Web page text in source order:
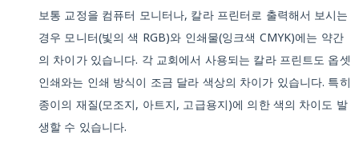
보통 교정을 컴퓨터 모니터나, 칼라 프린터로 출력해서 보시는
경우 모니터(빛의 색 RGB)와 인쇄물(잉크색 CMYK)에는 약간
의 차이가 있습니다. 각 교회에서 사용되는 칼라 프린트도 옵셋
인쇄와는 인쇄 방식이 조금 달라 색상의 차이가 있습니다. 특히
종이의 재질(모조지, 아트지, 고급용지)에 의한 색의 차이도 발
생할 수 있습니다.